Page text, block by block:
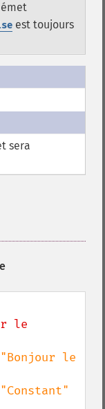
émet
est toujours
sera
le
le